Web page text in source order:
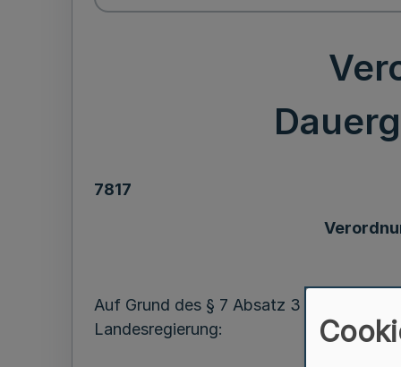
7817
Auf Grund des § 7 Absatz 3 Satz 1 des
Landesregierung: